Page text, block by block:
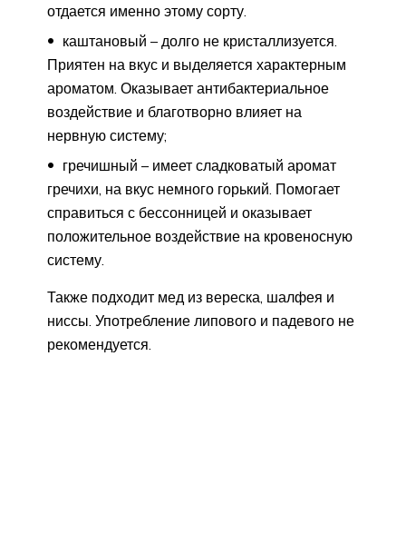
отдается именно этому сорту.
каштановый – долго не кристаллизуется.
Приятен на вкус и выделяется характерным
ароматом. Оказывает антибактериальное
воздействие и благотворно влияет на
нервную систему;
гречишный – имеет сладковатый аромат
гречихи, на вкус немного горький. Помогает
справиться с бессонницей и оказывает
положительное воздействие на кровеносную
систему.
Также подходит мед из вереска, шалфея и
ниссы. Употребление липового и падевого не
рекомендуется.